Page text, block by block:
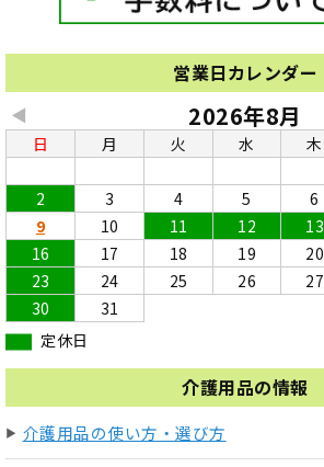
営業日カレンダー
◀ 2026年8月
日 月 火 水 木
2
3 4 5 6
9
10 11 12 13
16
17 18 19 20
23
24 25 26 27
30
31
定休日
介護用品の情報
介護用品の使い方・選び方